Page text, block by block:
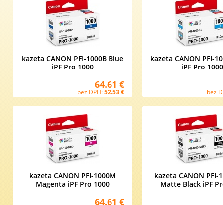
kazeta CANON PFI-1000B Blue
iPF Pro 1000
64.61 €
bez DPH:52.53 €
kazeta CANON PFI-
iPF Pro 1000
bez
kazeta CANON PFI-1000M
Magenta iPF Pro 1000
64.61 €
kazeta CANON PFI-
Matte Black iPF